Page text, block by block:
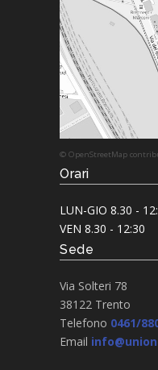
© OpenStreetMap
Orari
LUN-GIO 8.30 -
VEN 8.30 - 12:30
Sede
Via Solteri 78
38122 Trento
Telefono 0461/
Email